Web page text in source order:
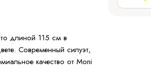
длиной 115 см в
Современный силуэт,
качество от Moni